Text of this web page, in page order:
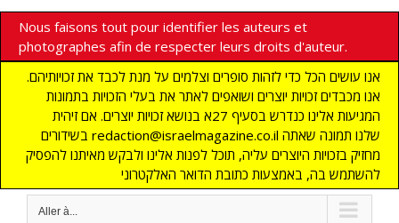
Nous faisons tout pour identifier les auteurs et
photographes afin de respecter leurs droits d'auteur.
אנו עושים הכל כדי לזהות סופרים וצלמים על מנת לכבד את זכויותיהם.
אנו מכבדים זכויות יוצרים ושואפים לאתר את בעלי הזכויות בתמונות
המגיעות אלינו כנדרש בסעיף 27א בנושא זכויות יוצרים. אם זיהית
בשידורים redaction@israelmagazine.co.il שלנו תמונה שאתה
מחזיק בזכויות היוצרים עליה, תוכל לפנות אלינו ולבקש מאיתנו להפסיק
להשתמש בה, באמצעות כתובת הדואר האלקטרוני
Aller à...